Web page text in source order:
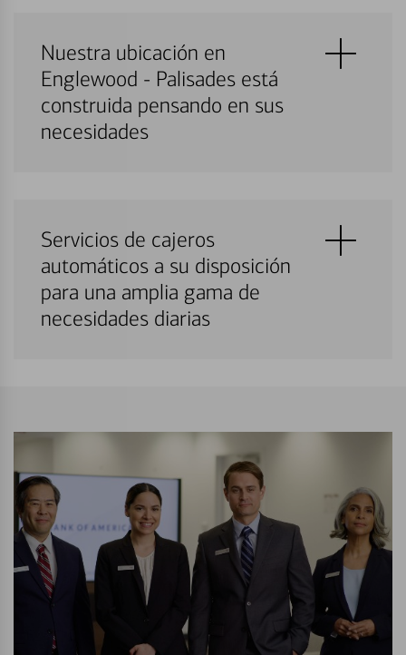
Nuestra ubicación en
Englewood - Palisades está
construida pensando en sus
necesidades
Servicios de cajeros
automáticos a su disposición
para una amplia gama de
necesidades diarias